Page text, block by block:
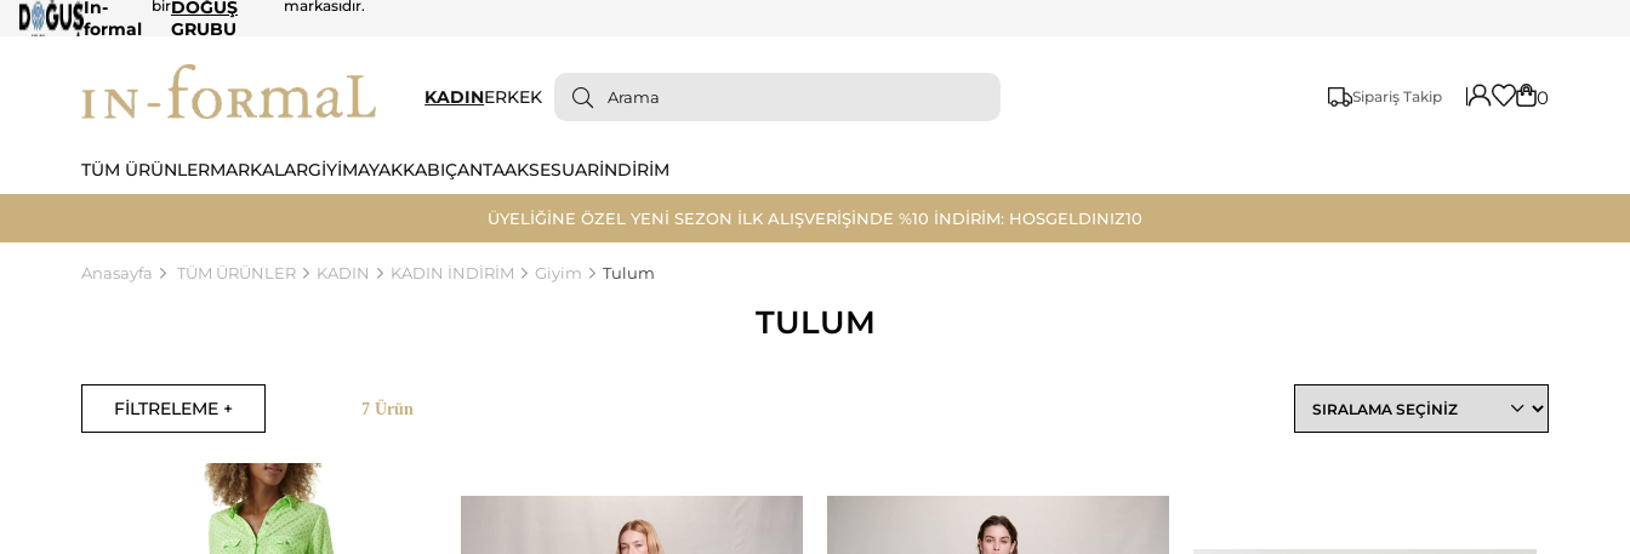
In-
formal
birDOĞUŞ
GRUBU
markasıdır.
KADINERKEK Sipariş Takip 0
TÜM ÜRÜNLERMARKALARGİYİMAYAKKABIÇANTAAKSESUARİNDİRİM
ÜYELİĞİNE ÖZEL YENİ SEZON İLK ALIŞVERİŞİNDE %10 İNDİRİM: HOSGELDINIZ10
Anasayfa TÜM ÜRÜNLER KADIN KADIN İNDİRİM Giyim Tulum
TULUM
7 Ürün
FİLTRELEME +